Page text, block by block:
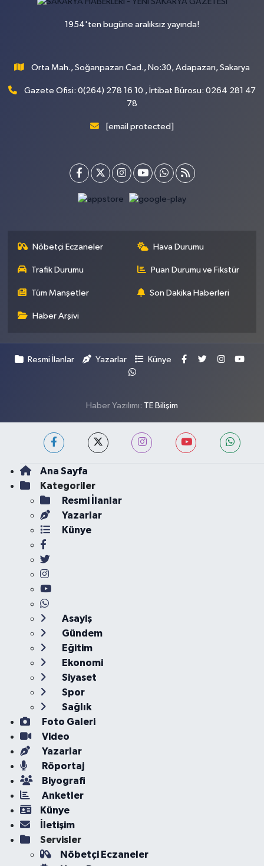
1954'ten bugüne aralıksız yayında!
Orta Mah., Soğanpazarı Cad., No:30, Adapazarı, Sakarya
Gazete Ofisi: 0(264) 278 16 10 , İrtibat Bürosu: 0264 281 47
78
[email protected]
Nöbetçi Eczaneler Hava Durumu
Trafik Durumu Puan Durumu ve Fikstür
Tüm Manşetler Son Dakika Haberleri
Haber Arşivi
Resmi İlanlar Yazarlar Künye
Haber Yazılımı: TE Bilişim
Ana Sayfa
Kategoriler
Resmi İlanlar
Yazarlar
Künye
Asayiş
Gündem
Eğitim
Ekonomi
Siyaset
Spor
Sağlık
Foto Galeri
Video
Yazarlar
Röportaj
Biyografi
Anketler
Künye
İletişim
Servisler
Nöbetçi Eczaneler